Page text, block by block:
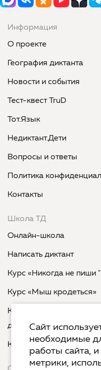
Информация
О проекте
География диктанта
Новости и события
Тест-квест TruD
Тот.Язык
Недиктант.Дети
Вопросы и ответы
Политика
Контакты
Школа ТД
Онлайн-школа
Написать диктант
Курс «Никогда не пиши
Курс «Мыш кродеться»
Курс «Русская
двоеточия»
Курс «Я пишу - мне
Сайт
необходимые
работы сайта,
метрики,